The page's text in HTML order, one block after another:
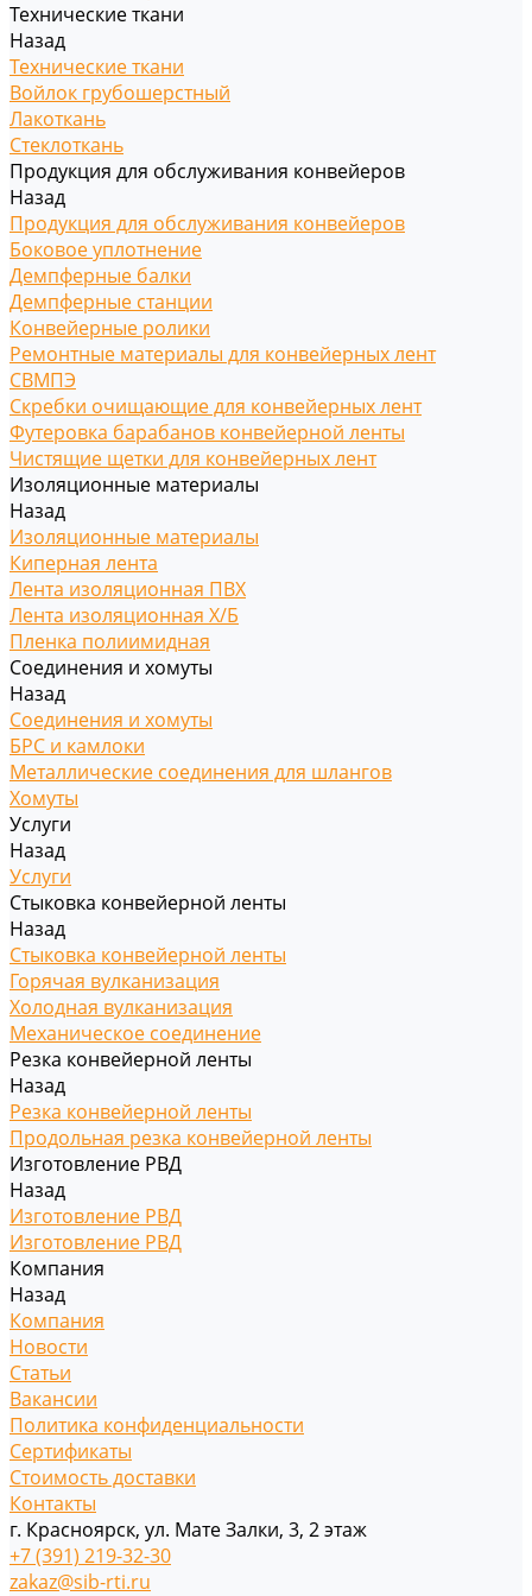
Технические ткани
Назад
Технические ткани
Войлок грубошерстный
Лакоткань
Стеклоткань
Продукция для обслуживания конвейеров
Назад
Продукция для обслуживания конвейеров
Боковое уплотнение
Демпферные балки
Демпферные станции
Конвейерные ролики
Ремонтные материалы для конвейерных лент
СВМПЭ
Скребки очищающие для конвейерных лент
Футеровка барабанов конвейерной ленты
Чистящие щетки для конвейерных лент
Изоляционные материалы
Назад
Изоляционные материалы
Киперная лента
Лента изоляционная ПВХ
Лента изоляционная Х/Б
Пленка полиимидная
Соединения и хомуты
Назад
Соединения и хомуты
БРС и камлоки
Металлические соединения для шлангов
Хомуты
Услуги
Назад
Услуги
Стыковка конвейерной ленты
Назад
Стыковка конвейерной ленты
Горячая вулканизация
Холодная вулканизация
Механическое соединение
Резка конвейерной ленты
Назад
Резка конвейерной ленты
Продольная резка конвейерной ленты
Изготовление РВД
Назад
Изготовление РВД
Изготовление РВД
Компания
Назад
Компания
Новости
Статьи
Вакансии
Политика конфиденциальности
Сертификаты
Стоимость доставки
Контакты
г. Красноярск, ул. Мате Залки, 3, 2 этаж
+7 (391) 219-32-30
zakaz@sib-rti.ru